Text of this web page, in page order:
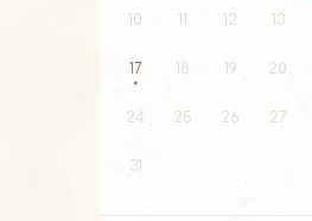
10 11 12 13
17 18 19 20
24 25 26 27
31